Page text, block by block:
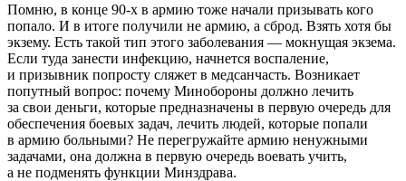
Помню, в конце 90-х в армию тоже начали призывать кого
попало. И в итоге получили не армию, а сброд. Взять хотя бы
экзему. Есть такой тип этого заболевания — мокнущая экзема.
Если туда занести инфекцию, начнется воспаление,
и призывник попросту сляжет в медсанчасть. Возникает
попутный вопрос: почему Минобороны должно лечить
за свои деньги, которые предназначены в первую очередь для
обеспечения боевых задач, лечить людей, которые попали
в армию больными? Не перегружайте армию ненужными
задачами, она должна в первую очередь воевать учить,
а не подменять функции Минздрава.